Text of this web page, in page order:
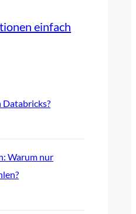
einfach
Warum nur